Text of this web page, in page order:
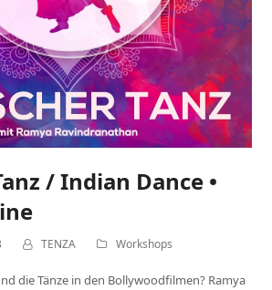
/ Indian Dance •
TENZA Workshops
die Tänze in den Bollywoodfilmen? Ramya